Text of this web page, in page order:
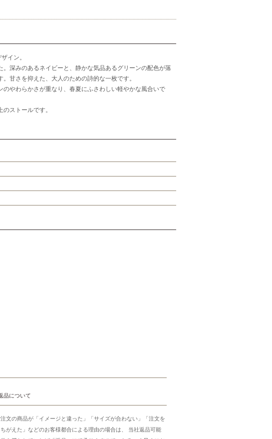
イン。
。深みのあるネイビーと、静かな気品あるグリーンの配色が落
甘さを抑えた、大人のための詩的な一枚です。
やわらかさが重なり、春夏にふさわしい軽やかな風合いで
ストールです。
品について
注文の商品が「イメージと違った」「サイズが合わない」「注文を
ちがえた」などのお客様都合による理由の場合は、 当社返品可能